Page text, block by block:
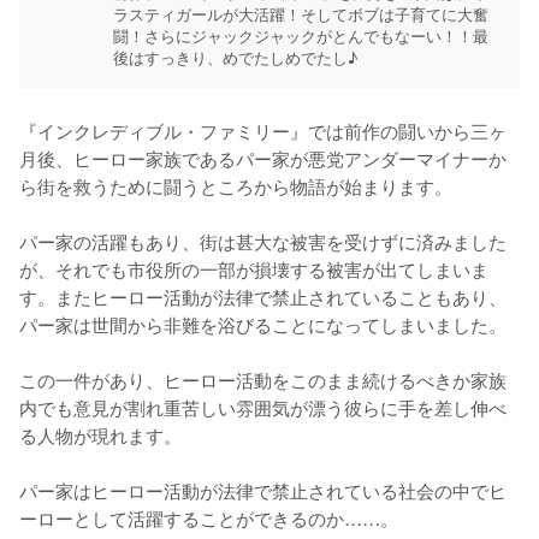
ラスティガールが大活躍！そしてボブは子育てに大奮
闘！さらにジャックジャックがとんでもなーい！！最
後はすっきり、めでたしめでたし♪
『インクレディブル・ファミリー』では前作の闘いから三ヶ
月後、ヒーロー家族であるパー家が悪党アンダーマイナーか
ら街を救うために闘うところから物語が始まります。
パー家の活躍もあり、街は甚大な被害を受けずに済みました
が、それでも市役所の一部が損壊する被害が出てしまいま
す。またヒーロー活動が法律で禁止されていることもあり、
パー家は世間から非難を浴びることになってしまいました。
この一件があり、ヒーロー活動をこのまま続けるべきか家族
内でも意見が割れ重苦しい雰囲気が漂う彼らに手を差し伸べ
る人物が現れます。
パー家はヒーロー活動が法律で禁止されている社会の中でヒ
ーローとして活躍することができるのか……。